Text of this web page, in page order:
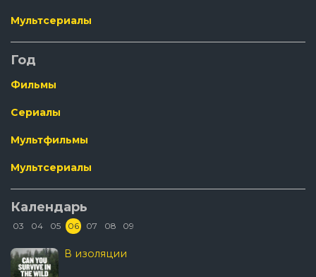
Мультсериалы
Год
Фильмы
Сериалы
Мультфильмы
Мультсериалы
Календарь
03 04 05 06 07 08 09
В изоляции